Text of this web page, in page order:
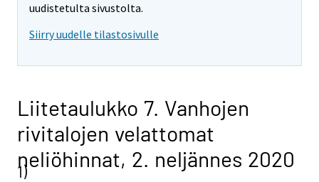
uudistetulta sivustolta.
Siirry uudelle tilastosivulle
Liitetaulukko 7. Vanhojen
rivitalojen velattomat
neliöhinnat, 2. neljännes 2020
1)